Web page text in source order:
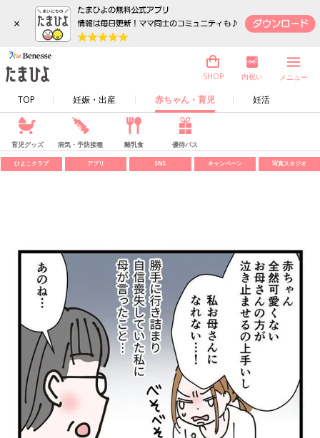
×
TOP 妊娠・出産 赤ちゃん・育児 妊活
SHOP 内祝い メニュー
育児グッズ 病気・予防接種 離乳食 優待パス
ひよこクラブ アプリ SNS キャンペーン 写真スタジオ